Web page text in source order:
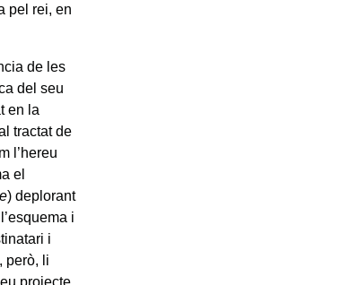
pel rei, en
de les
del seu
en la
tractat de
l’hereu
el
) deplorant
i
i
però, li
projecte